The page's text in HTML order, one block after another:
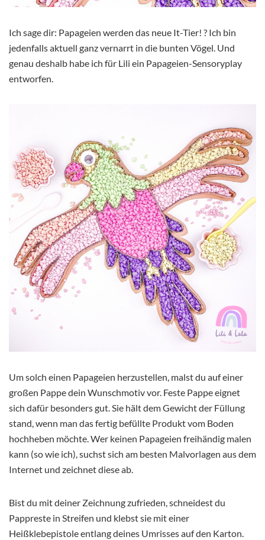
Ich sage dir: Papageien werden das neue It-Tier! ? Ich bin
jedenfalls aktuell ganz vernarrt in die bunten Vögel. Und
genau deshalb habe ich für Lili ein Papageien-Sensoryplay
entworfen.
Um solch einen Papageien herzustellen, malst du auf einer
großen Pappe dein Wunschmotiv vor. Feste Pappe eignet
sich dafür besonders gut. Sie hält dem Gewicht der Füllung
stand, wenn man das fertig befüllte Produkt vom Boden
hochheben möchte. Wer keinen Papageien freihändig malen
kann (so wie ich), suchst sich am besten Malvorlagen aus dem
Internet und zeichnet diese ab.
Bist du mit deiner Zeichnung zufrieden, schneidest du
Pappreste in Streifen und klebst sie mit einer
Heißklebepistole entlang deines Umrisses auf den Karton.